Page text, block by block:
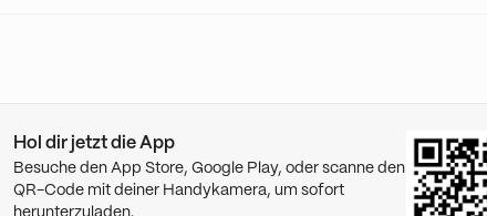
Hol dir jetzt die App
Besuche den App Store, Google Play, oder scanne den
QR-Code mit deiner Handykamera, um sofort